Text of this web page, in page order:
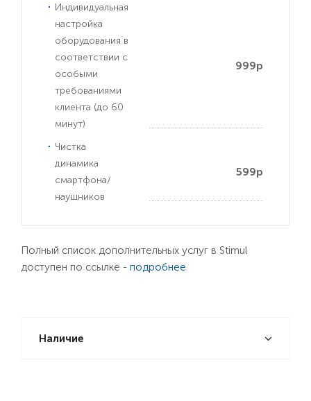
Индивидуальная
настройка
оборудования в
соответствии с
особыми
требованиями
клиента (до 60
минут)
999р
Чистка
динамика
смартфона/
наушников
599р
Полный список дополнительных услуг в Stimul
доступен по ссылке - подробнее
Наличие